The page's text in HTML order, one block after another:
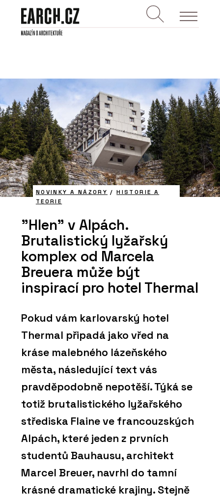
NOVINKY A NÁZORY /HISTORIE A
TEORIE
"Hlen" v Alpách.
Brutalistický lyžařský
komplex od Marcela
Breuera může být
inspirací pro hotel Thermal
Pokud vám karlovarský hotel
Thermal připadá jako vřed na
kráse malebného lázeňského
města, následující text vás
pravděpodobně nepotěší. Týká se
totiž brutalistického lyžařského
střediska Flaine ve francouzských
Alpách, které jeden z prvních
studentů Bauhausu, architekt
Marcel Breuer, navrhl do tamní
krásné dramatické krajiny. Stejně